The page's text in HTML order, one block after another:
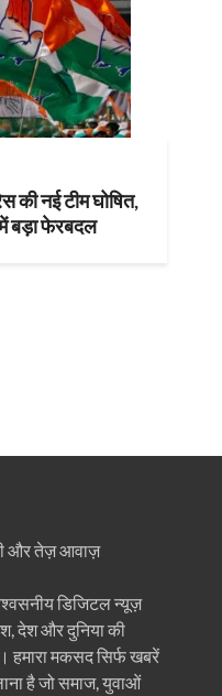
की नई टीम घोषित,
बड़ा फेरबदल
और तेज़ आवाज़
डिजिटल न्यूज़
देश और दुनिया की
मकसद सिर्फ खबरें
है जो समाज, युवाओं